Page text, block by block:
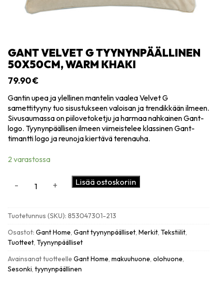
GANT VELVET G TYYNYNPÄÄLLINEN
50X50CM, WARM KHAKI
79.90€
Gantin upea ja ylellinen mantelin vaalea Velvet G
samettityyny tuo sisustukseen valoisan ja trendikkään ilmeen.
Sivusaumassa on piilovetoketju ja harmaa nahkainen Gant-
logo. Tyynynpäällisen ilmeen viimeistelee klassinen Gant-
timantti logo ja reunoja kiertävä terenauha.
2 varastossa
50x50cm,
warm
khaki
- + Lisää ostoskoriin
Tuotetunnus (SKU): 853047301-213
Osastot: Gant Home, Gant tyynynpäälliset, Merkit, Tekstiilit,
Tuotteet, Tyynynpäälliset
Avainsanat tuotteelle Gant Home, makuuhuone, olohuone,
Sesonki, tyynynpäällinen